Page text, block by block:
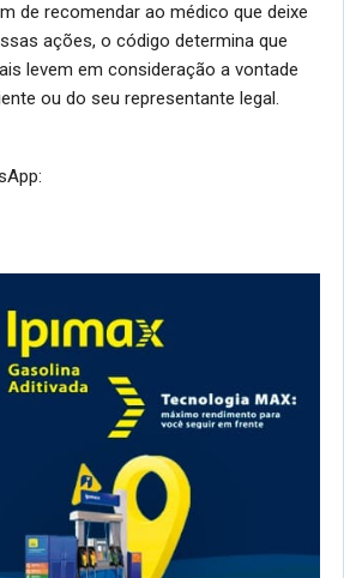
de recomendar ao médico que deixe
ações, o código determina que
levem em consideração a vontade
ou do seu representante legal.